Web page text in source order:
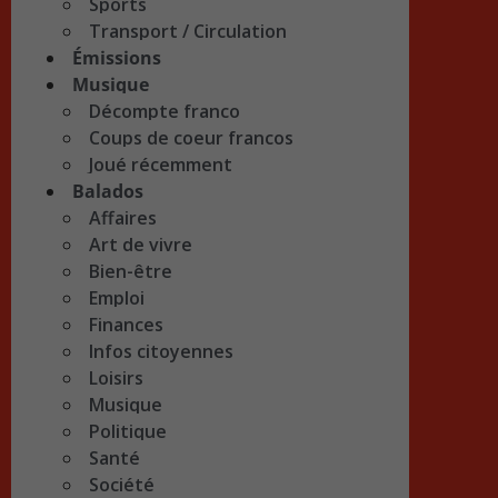
Transport / Circulation
Émissions
Musique
Décompte franco
Coups de coeur francos
Joué récemment
Balados
Affaires
Art de vivre
Bien-être
Emploi
Finances
Infos citoyennes
Loisirs
Musique
Politique
Santé
Société